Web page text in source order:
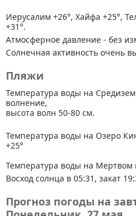
Иерусалим +26°, Хайфа +25°,
+31°.
Атмосферное давление - без
Солнечная активность очень
Пляжи
Температура воды на
волнение,
высота волн 50-80 см.
Температура воды на Озеро
+25°
Температура воды на Мертвом
Восход солнца в 05:31, закат
Прогноз погоды на